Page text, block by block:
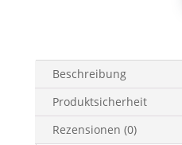
Beschreibung
Produktsicherheit
Rezensionen (0)